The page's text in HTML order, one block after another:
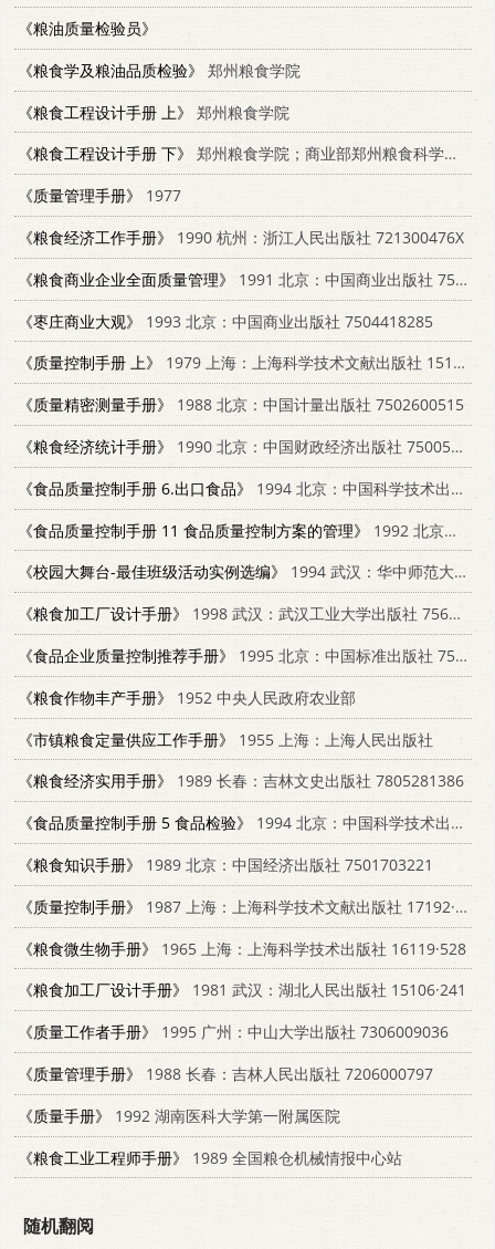
《粮油质量检验员》
《粮食学及粮油品质检验》
郑州粮食学院
《粮食工程设计手册 上》
郑州粮食学院
《粮食工程设计手册 下》
郑州粮食学院；商业部郑州粮食科学研究设计所
《质量管理手册》
1977
《粮食经济工作手册》
1990 杭州：浙江人民出版社 721300476X
《粮食商业企业全面质量管理》
1991 北京：中国商业出版社 7504413453
《枣庄商业大观》
1993 北京：中国商业出版社 7504418285
《质量控制手册 上》
1979 上海：上海科学技术文献出版社 15192·57
《质量精密测量手册》
1988 北京：中国计量出版社 7502600515
《粮食经济统计手册》
1990 北京：中国财政经济出版社 750050831X
《食品质量控制手册 6.出口食品》
1994 北京：中国科学技术出版社 780167474X
《食品质量控制手册 11 食品质量控制方案的管理》
1992 北京：中国农业科技出版社 7800263975
《校园大舞台-最佳班级活动实例选编》
1994 武汉：华中师范大学出版社 7562214174
《粮食加工厂设计手册》
1998 武汉：武汉工业大学出版社 7562913595
《食品企业质量控制推荐手册》
1995 北京：中国标准出版社 7506610329
《粮食作物丰产手册》
1952 中央人民政府农业部
《市镇粮食定量供应工作手册》
1955 上海：上海人民出版社
《粮食经济实用手册》
1989 长春：吉林文史出版社 7805281386
《食品质量控制手册 5 食品检验》
1994 北京：中国科学技术出版社 7504616176
《粮食知识手册》
1989 北京：中国经济出版社 7501703221
《质量控制手册》
1987 上海：上海科学技术文献出版社 17192·131
《粮食微生物手册》
1965 上海：上海科学技术出版社 16119·528
《粮食加工厂设计手册》
1981 武汉：湖北人民出版社 15106·241
《质量工作者手册》
1995 广州：中山大学出版社 7306009036
《质量管理手册》
1988 长春：吉林人民出版社 7206000797
《质量手册》
1992 湖南医科大学第一附属医院
《粮食工业工程师手册》
1989 全国粮仓机械情报中心站
随机翻阅